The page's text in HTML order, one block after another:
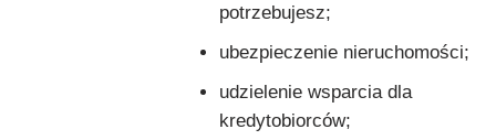
potrzebujesz;
ubezpieczenie nieruchomości;
udzielenie wsparcia dla
kredytobiorców;